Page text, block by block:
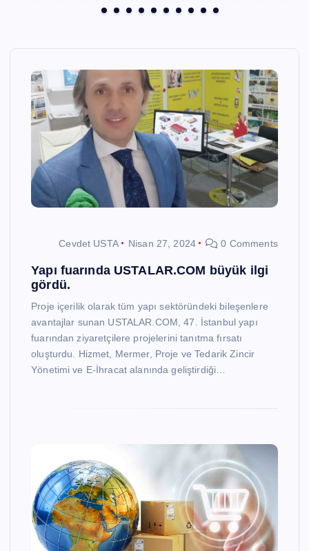
Cevdet USTA Nisan 27, 2024 0 Comments
Yapı fuarında USTALAR.COM büyük ilgi
gördü.
Proje içerilik olarak tüm yapı sektöründeki bileşenlere
avantajlar sunan USTALAR.COM, 47. İstanbul yapı
fuarından ziyaretçilere projelerini tanıtma fırsatı
oluşturdu. Hizmet, Mermer, Proje ve Tedarik Zincir
Yönetimi ve E-İhracat alanında geliştirdiği…